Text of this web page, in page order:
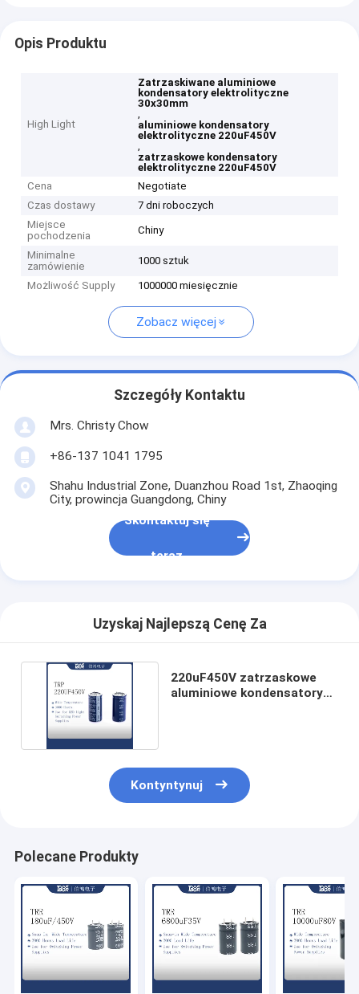
Opis Produktu
High Light
Zatrzaskiwane aluminiowe
kondensatory elektrolityczne
30x30mm
,
aluminiowe kondensatory
elektrolityczne 220uF450V
,
zatrzaskowe kondensatory
elektrolityczne 220uF450V
Cena
Negotiate
Czas dostawy
7 dni roboczych
Miejsce
pochodzenia
Chiny
Minimalne
zamówienie
1000 sztuk
Możliwość Supply 1000000 miesięcznie
Zobacz więcej
Szczegóły Kontaktu
Mrs. Christy Chow
+86-137 1041 1795
Shahu Industrial Zone, Duanzhou Road 1st, Zhaoqing
City, prowincja Guangdong, Chiny
Skontaktuj się
teraz
Uzyskaj Najlepszą Cenę Za
220uF450V zatrzaskowe
aluminiowe kondensatory
Kontyntynuj
Polecane Produkty